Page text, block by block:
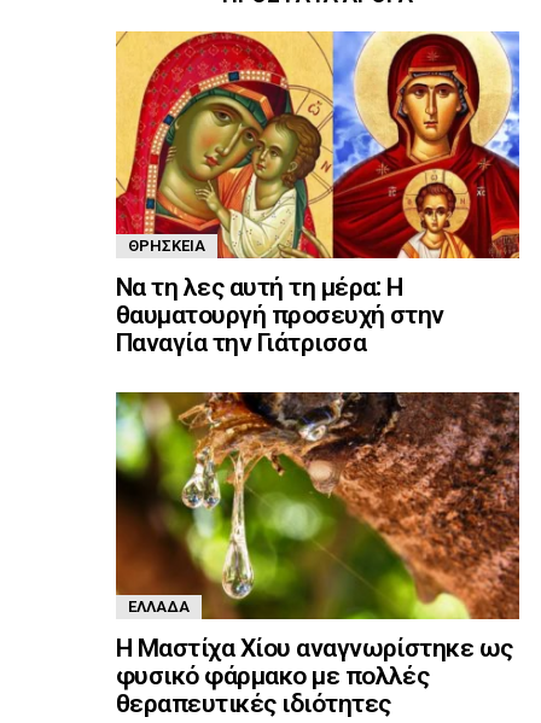
ΘΡΗΣΚΕΊΑ
Να τη λες αυτή τη μέρα: Η
θαυματουργή προσευχή στην
Παναγία την Γιάτρισσα
ΕΛΛΆΔΑ
Η Μαστίχα Χίου αναγνωρίστηκε ως
φυσικό φάρμακο με πολλές
θεραπευτικές ιδιότητες